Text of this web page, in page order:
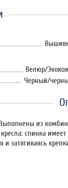
Велюр/
Черный/
из
спинка
и затягиваясь